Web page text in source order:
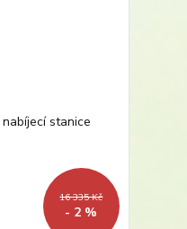
16 335 Kč
- 2 %